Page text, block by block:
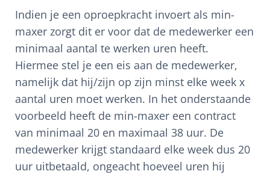
Indien je een oproepkracht invoert als min-
maxer zorgt dit er voor dat de medewerker een
minimaal aantal te werken uren heeft.
Hiermee stel je een eis aan de medewerker,
namelijk dat hij/zijn op zijn minst elke week x
aantal uren moet werken. In het onderstaande
voorbeeld heeft de min-maxer een contract
van minimaal 20 en maximaal 38 uur. De
medewerker krijgt standaard elke week dus 20
uur uitbetaald, ongeacht hoeveel uren hij